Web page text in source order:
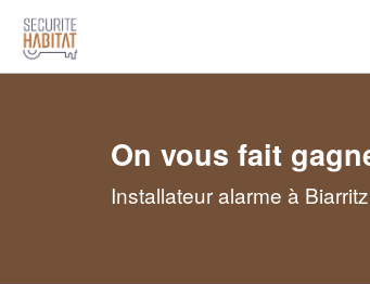
On vous fait
Installateur alarme à